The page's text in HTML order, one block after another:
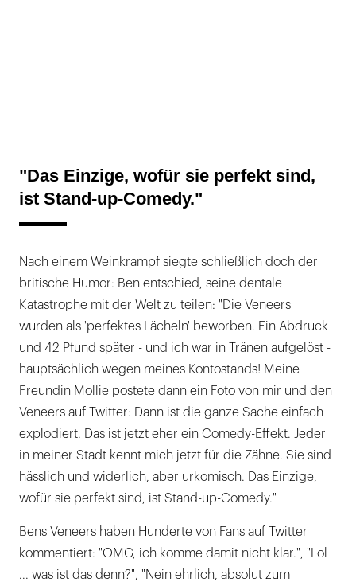
"Das Einzige, wofür sie perfekt sind,
ist Stand-up-Comedy."
Nach einem Weinkrampf siegte schließlich doch der
britische Humor: Ben entschied, seine dentale
Katastrophe mit der Welt zu teilen: "Die Veneers
wurden als 'perfektes Lächeln' beworben. Ein Abdruck
und 42 Pfund später - und ich war in Tränen aufgelöst -
hauptsächlich wegen meines Kontostands! Meine
Freundin Mollie postete dann ein Foto von mir und den
Veneers auf Twitter: Dann ist die ganze Sache einfach
explodiert. Das ist jetzt eher ein Comedy-Effekt. Jeder
in meiner Stadt kennt mich jetzt für die Zähne. Sie sind
hässlich und widerlich, aber urkomisch. Das Einzige,
wofür sie perfekt sind, ist Stand-up-Comedy."
Bens Veneers haben Hunderte von Fans auf Twitter
kommentiert: "OMG, ich komme damit nicht klar.", "Lol
... was ist das denn?", "Nein ehrlich, absolut zum